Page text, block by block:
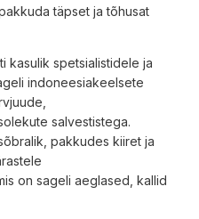
täpset ja tõhusat
kasulik spetsialistidele ja
indoneesiakeelsete
salvestistega.
pakkudes kiiret ja
on sageli aeglased, kallid